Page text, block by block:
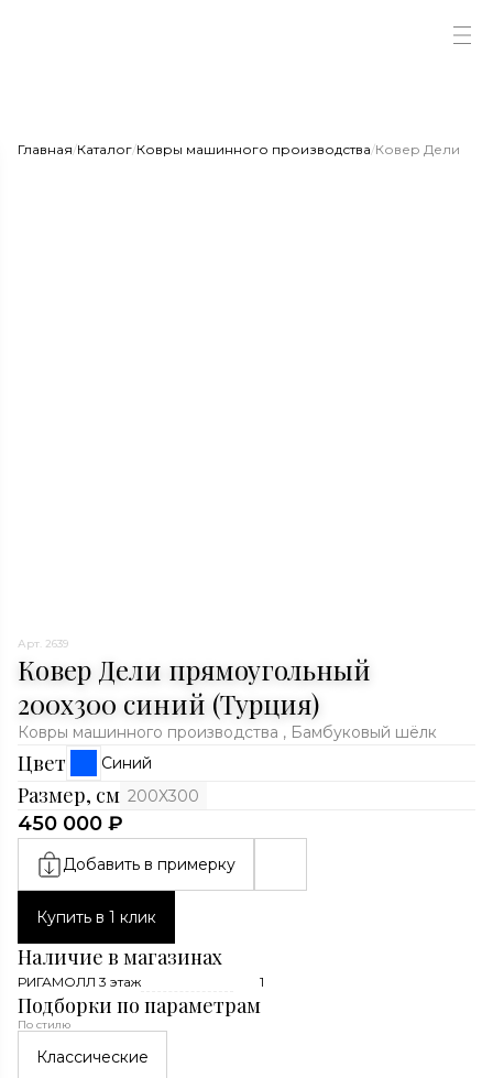
Главная/Каталог/Ковры машинного производства/Ковер Дели
Арт. 2639
Ковер Дели прямоугольный
200x300 синий (Турция)
Ковры машинного производства , Бамбуковый шёлк
Цвет Синий
Размер, см 200X300
450 000 ₽
Добавить в примерку
Купить в 1 клик
Наличие в магазинах
РИГАМОЛЛ 3 этаж 1
Подборки по параметрам
По стилю
Классические